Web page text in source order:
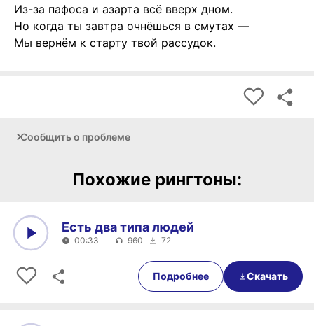
Из-за пафоса и азарта всё вверх дном.
Но когда ты завтра очнёшься в смутах —
Мы вернём к старту твой рассудок.
Сообщить о проблеме
Похожие рингтоны:
00:33
Есть два типа людей
00:33 960 72
Подробнее Скачать